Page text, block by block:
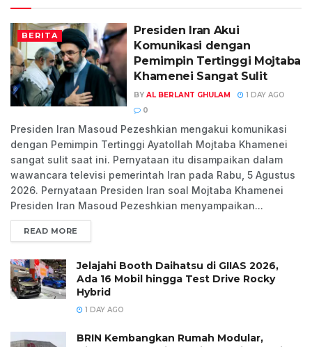
BERITA
Presiden Iran Akui
Komunikasi dengan
Pemimpin Tertinggi Mojtaba
Khamenei Sangat Sulit
BY AL BERLANT GHULAM
1 DAY AGO
0
Presiden Iran Masoud Pezeshkian mengakui komunikasi
dengan Pemimpin Tertinggi Ayatollah Mojtaba Khamenei
sangat sulit saat ini. Pernyataan itu disampaikan dalam
wawancara televisi pemerintah Iran pada Rabu, 5 Agustus
2026. Pernyataan Presiden Iran soal Mojtaba Khamenei
Presiden Iran Masoud Pezeshkian menyampaikan...
READ MORE
Jelajahi Booth Daihatsu di GIIAS 2026,
Ada 16 Mobil hingga Test Drive Rocky
Hybrid
1 DAY AGO
BRIN Kembangkan Rumah Modular,